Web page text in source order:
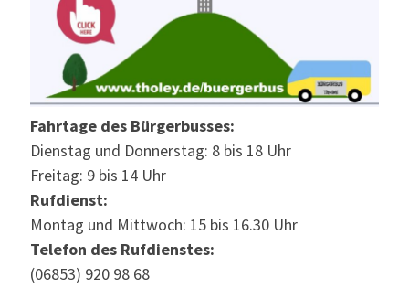
Fahrtage des Bürgerbusses:
Dienstag und Donnerstag: 8 bis 18 Uhr
Freitag: 9 bis 14 Uhr
Rufdienst:
Montag und Mittwoch: 15 bis 16.30 Uhr
Telefon des Rufdienstes:
(06853) 920 98 68